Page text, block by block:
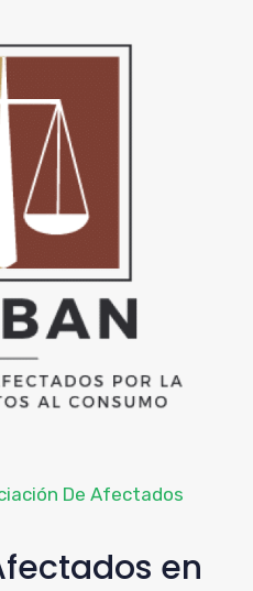
De Afectados
en